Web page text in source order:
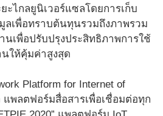
ะไกลยูนิเวอร์แซลโดยการเก็บ
ลเพื่อทราบต้นทุนรวมถึงภาพรวม
นเพื่อปรับปรุงประสิทธิภาพการใช้
นให้คุ้มค่าสูงสุด
Platform for Internet of
แพลตฟอร์มสื่อสารเพื่อเชื่อมต่อทุก